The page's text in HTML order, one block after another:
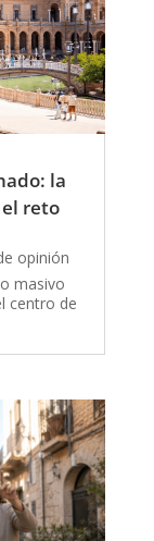
la
reto
opinión
masivo
centro de